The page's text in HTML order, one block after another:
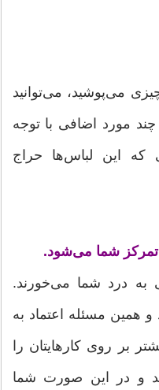
می‌پوشید، می‌توانید
مورد اضافی با توجه
که این لباس‌ها حراج
تمرکز شما می‌شود.
به درد شما می‌خورند.
همین مسئله اعتماد به
بر روی کارهایتان را
و در این صورت شما